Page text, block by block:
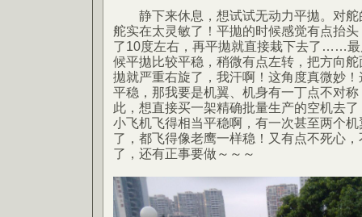
静下来休息，想试试无动力平拋。对舵
舵实在太灵敏了！平拋的时候感觉有点抬
了10度左右，再平拋就直接栽下去了……
候平拋比较平稳，稍微有点左转，把方向
拋就严重右旋了，我汗啊！这角度真微妙
平稳，那我要是机翼、机身有一丁点不对
此，想直接买一架精确批量生产的空机去
小飞机飞得相当平稳啊，有一次甚至两个
了，都飞得像老鹰一样稳！又有点不死心
了，还有正事要做～～～